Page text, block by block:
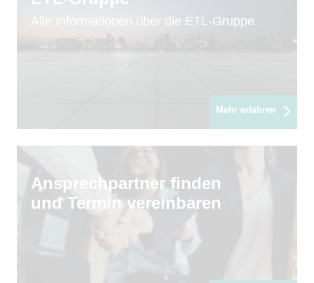
Alle Informationen über die ETL-Gruppe.
Mehr erfahren
Ansprechpartner finden
und Termin vereinbaren